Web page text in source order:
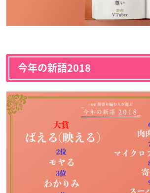
今年の新語2018